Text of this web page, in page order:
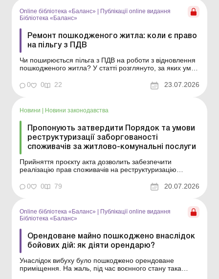
Online бібліотека «Баланс»
Публікації online видання
Бібліотека «Баланс»
Ремонт пошкодженого житла: коли є право
на пільгу з ПДВ
Чи поширюється пільга з ПДВ на роботи з відновлення
пошкодженого житла? У статті розглянуто, за яких умов
оподаткування. Бібліотека Баланс № 14 «Основні
засоби: ремонти, модернізація, реконструкція та
0 0 22 23.07.2026
Новини | Новини законодавства
Пропонують затвердити Порядок та умови
реструктуризації заборгованості
споживачів за житлово-комунальні послуги
Прийняття проєкту акта дозволить забезпечити
реалізацію прав споживачів на реструктуризацію
враховуючи їх інтереси та визначаючи особливості, що
виникли в період воєнного стану в Україні. Більше за
0 0 79 20.07.2026
Online бібліотека «Баланс»
Публікації online видання
Бібліотека «Баланс»
Орендоване майно пошкоджено внаслідок
бойових дій: як діяти орендарю?
Унаслідок вибуху було пошкоджено орендоване
приміщення. На жаль, під час воєнного стану така